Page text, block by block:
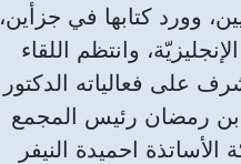
وورد كتابها في جزأين،
وانتظم اللقاء
على فعالياته الدكتور
رمضان رئيس المجمع
الأساتذة احميدة النيفر